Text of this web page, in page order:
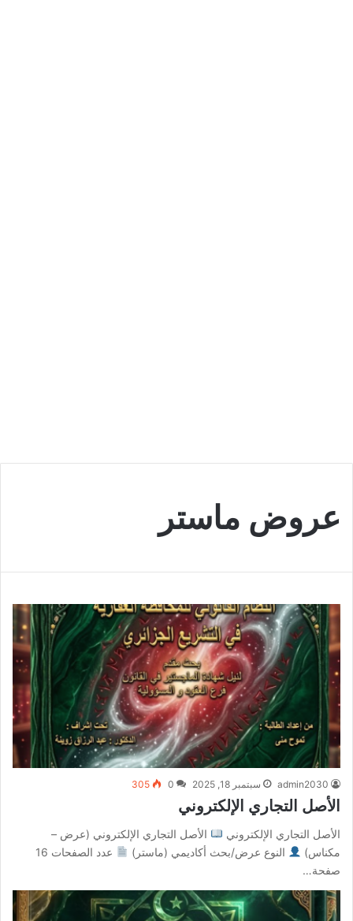
عروض ماستر
admin2030 سبتمبر 18, 2025 0
305
الأصل التجاري الإلكتروني
الأصل التجاري الإلكتروني
الأصل التجاري الإلكتروني (عرض –
مكناس)
النوع عرض/بحث أكاديمي (ماستر)
عدد الصفحات 16
صفحة…